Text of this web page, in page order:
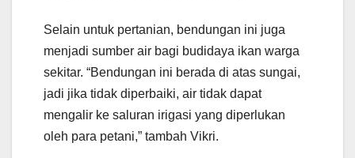
Selain untuk pertanian, bendungan ini juga
menjadi sumber air bagi budidaya ikan warga
sekitar. “Bendungan ini berada di atas sungai,
jadi jika tidak diperbaiki, air tidak dapat
mengalir ke saluran irigasi yang diperlukan
oleh para petani,” tambah Vikri.